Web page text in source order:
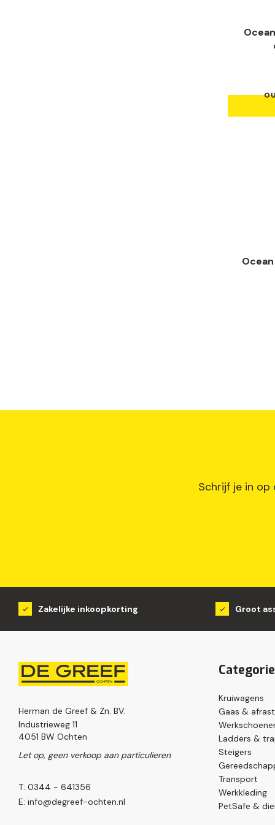
Schrijf je in
Zakelijke inkoopkorting Groot
Herman de Greef & Zn. BV.
Industrieweg 11
4051 BW Ochten
Let op, geen verkoop aan particulieren
T: 0344 - 641356
E: info@degreef-ochten.nl
Kruiwagens
Gaas &
Ladders &
Steigers
Transport
Werkkleding
PetSafe &